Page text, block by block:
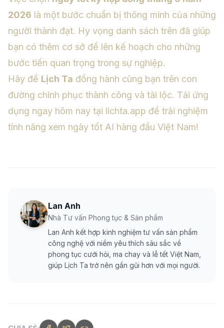
2026 là một bước chuẩn bị thông minh của những
người thành đạt. Hy vọng danh sách trên đã giúp
bạn có thêm cơ sở để lên kế hoạch cho những
bước tiến quan trọng trong sự nghiệp.
Hãy để Lịch Ta đồng hành cùng bạn trên con
đường chinh phục thành công và tài lộc. Tải ứng
dụng ngay hôm nay tại lichta.app để trải nghiệm
tính năng xem ngày tốt AI hàng đầu Việt Nam!
Lan Anh
Nhà Tư vấn Phong tục & Sản phẩm
Lan Anh kết hợp kinh nghiệm tư vấn sản phẩm
công nghệ với niềm yêu thích sâu sắc về
phong tục cưới hỏi, ma chay và lễ tết Việt Nam,
giúp Lịch Ta trở nên gần gũi hơn với mọi người.